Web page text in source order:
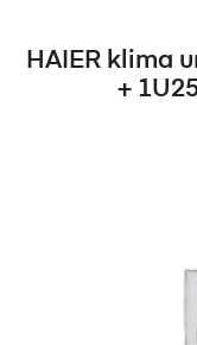
HAIER klima
+